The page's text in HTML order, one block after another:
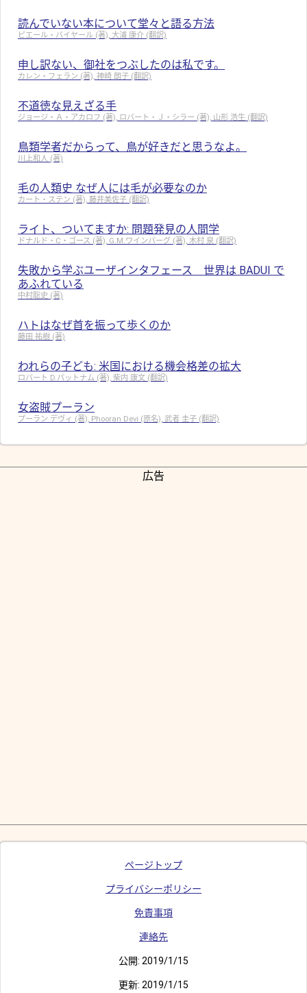
読んでいない本について堂々と語る方法
ピエール・バイヤール (著), 大浦 康介 (翻訳)
申し訳ない、御社をつぶしたのは私です。
カレン・フェラン (著), 神崎 朗子 (翻訳)
不道徳な見えざる手
ジョージ・Ａ・アカロフ (著), ロバート・Ｊ・シラー (著), 山形 浩生 (翻訳)
鳥類学者だからって、鳥が好きだと思うなよ。
川上和人 (著)
毛の人類史 なぜ人には毛が必要なのか
カート・ステン (著), 藤井美佐子 (翻訳)
ライト、ついてますか: 問題発見の人間学
ドナルド・C・ゴース (著), G.M.ワインバーグ (著), 木村 泉 (翻訳)
失敗から学ぶユーザインタフェース 世界は BADUI で
あふれている
中村聡史 (著)
ハトはなぜ首を振って歩くのか
藤田 祐樹 (著)
われらの子ども: 米国における機会格差の拡大
ロバート D.パットナム (著), 柴内 康文 (翻訳)
女盗賊プーラン
プーラン デヴィ (著), Phooran Devi (原名), 武者 圭子 (翻訳)
広告
ページトップ
プライバシーポリシー
免責事項
連絡先
公開: 2019/1/15
更新: 2019/1/15